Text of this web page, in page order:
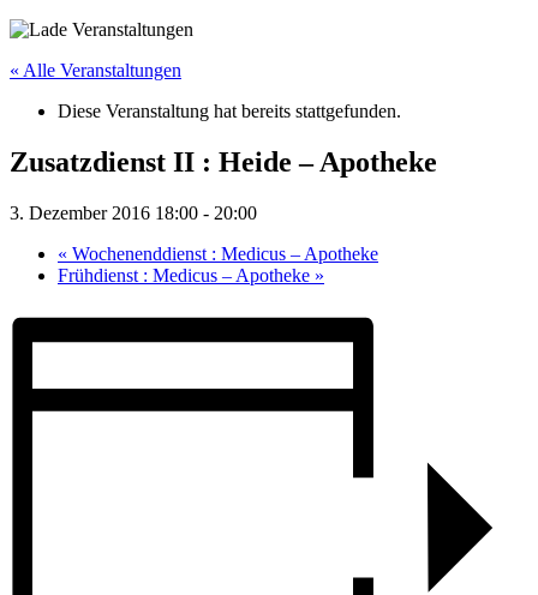
« Alle Veranstaltungen
Diese Veranstaltung hat bereits stattgefunden.
Zusatzdienst II : Heide – Apotheke
3. Dezember 2016 18:00 - 20:00
« Wochenenddienst : Medicus – Apotheke
Frühdienst : Medicus – Apotheke »